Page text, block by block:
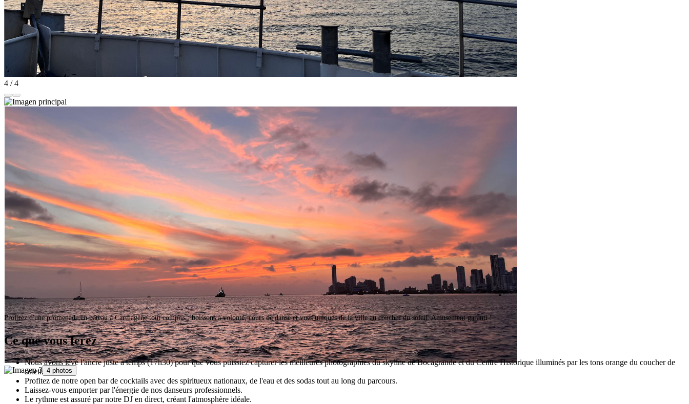
4 / 4
4 photos
Profitez d'une promenade en bateau à Carthagène tout compris : boissons à volonté, cours de danse et vues uniques de la ville au coucher du soleil. Amusement garanti !
Ce que vous ferez
Nous avons levé l'ancre juste à temps (17h30) pour que vous puissiez capturer les meilleures photographies du skyline de Bocagrande et du Centre Historique illuminés par les tons orange du coucher de
soleil.
Profitez de notre open bar de cocktails avec des spiritueux nationaux, de l'eau et des sodas tout au long du parcours.
Laissez-vous emporter par l'énergie de nos danseurs professionnels.
Le rythme est assuré par notre DJ en direct, créant l'atmosphère idéale.